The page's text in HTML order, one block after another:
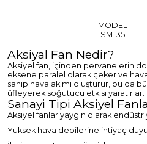
MODEL
SM-35
Aksiyal Fan Nedir?
Aksiyel fan, içinden pervanelerin
eksene paralel olarak çeker ve
sahip hava akımı oluşturur, bu da
üfleyerek soğutucu etkisi yaratırlar.
Sanayi Tipi Aksiyel
Aksiyel fanlar yaygın olarak
Yüksek hava debilerine ihtiyaç